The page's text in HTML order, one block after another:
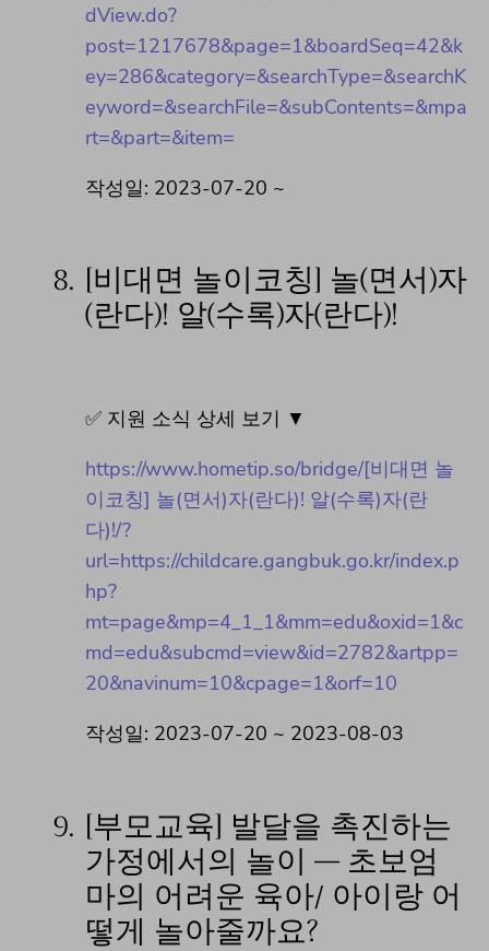
dView.do?
post=1217678&page=1&boardSeq=42&k
ey=286&category=&searchType=&searchK
eyword=&searchFile=&subContents=&mpa
rt=&part=&item=
작성일: 2023-07-20 ~
8.
[비대면 놀이코칭] 놀(면서)자
(란다)! 알(수록)자(란다)!
✅ 지원 소식 상세 보기 ▼
https://www.hometip.so/bridge/[비대면 놀
이코칭] 놀(면서)자(란다)! 알(수록)자(란
다)!/?
url=https://childcare.gangbuk.go.kr/index.p
hp?
mt=page&mp=4_1_1&mm=edu&oxid=1&c
md=edu&subcmd=view&id=2782&artpp=
20&navinum=10&cpage=1&orf=10
작성일: 2023-07-20 ~ 2023-08-03
9. [부모교육] 발달을 촉진하는
가정에서의 놀이 – 초보엄
마의 어려운 육아/ 아이랑 어
떻게 놀아줄까요?